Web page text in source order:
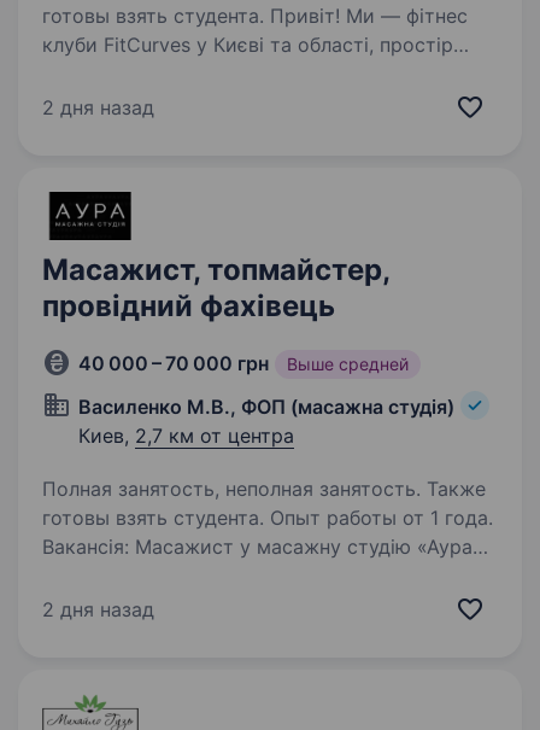
готовы взять студента. Привіт! Ми — фітнес
клуби FitCurves у Києві та області, простір
ти хочеш розвиватися у сфері фітнесу, краси
2 дня назад
Масажист, топмайстер,
провідний фахівець
40 000 – 70 000 грн Выше средней
Василенко М.В., ФОП (масажна студія)
Киев, 2,7 км от центра
Полная занятость, неполная занятость. Также
готовы взять студента. Опыт работы от 1 года.
Вакансія: Масажист у масажну студію «Аура»
Провідний фахівець — 40% ТОП-майстер —
2 дня назад